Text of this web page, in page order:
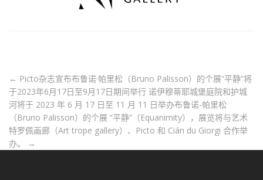
← Picto杂志宣布布鲁诺·帕里松（Bruno Palisson）的个展“平静”将
于2023年6月17日至9月17日期间举行 诺伊穆蒂耶城堡庭院和护城
河将于 2023 年 6 月 17 日至 11 月 11 日举办布鲁诺-帕里松
（Bruno Palisson）的个展 “平静”（Equanimity），展览将与艺术
特罗佩画廊（Art trope gallery）、Picto 和 Cián du Giorgi 合作举
办。
→